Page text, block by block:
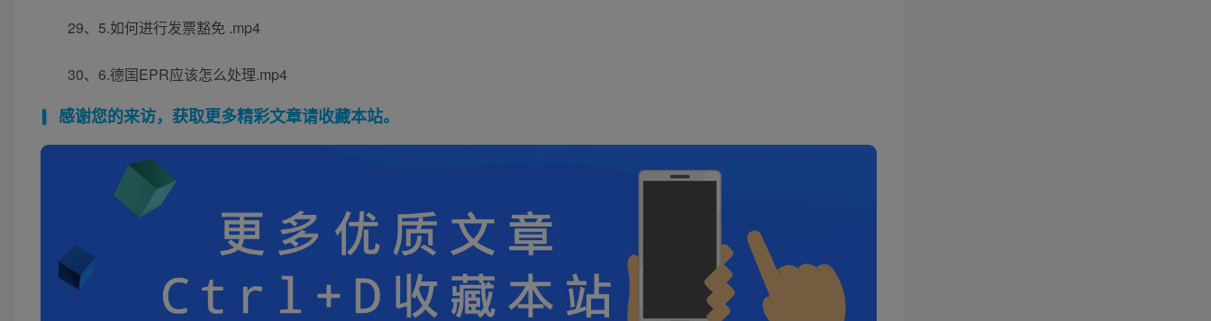
29、5.如何进行发票豁免 .mp4
30、6.德国EPR应该怎么处理.mp4
感谢您的来访，获取更多精彩文章请收藏本站。